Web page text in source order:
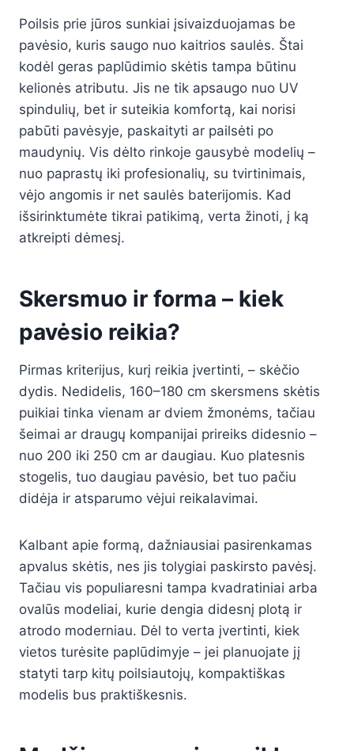
c
e
b
o
o
k
at
s
A
p
p
er e
gr
a
m
s
s
e
n
g
er
ar
e
Poilsis prie jūros sunkiai įsivaizduojamas be
pavėsio, kuris saugo nuo kaitrios saulės. Štai
kodėl geras paplūdimio skėtis tampa būtinu
kelionės atributu. Jis ne tik apsaugo nuo UV
spindulių, bet ir suteikia komfortą, kai norisi
pabūti pavėsyje, paskaityti ar pailsėti po
maudynių. Vis dėlto rinkoje gausybė modelių –
nuo paprastų iki profesionalių, su tvirtinimais,
vėjo angomis ir net saulės baterijomis. Kad
išsirinktumėte tikrai patikimą, verta žinoti, į ką
atkreipti dėmesį.
Skersmuo ir forma – kiek
pavėsio reikia?
Pirmas kriterijus, kurį reikia įvertinti, – skėčio
dydis. Nedidelis, 160–180 cm skersmens skėtis
puikiai tinka vienam ar dviem žmonėms, tačiau
šeimai ar draugų kompanijai prireiks didesnio –
nuo 200 iki 250 cm ar daugiau. Kuo platesnis
stogelis, tuo daugiau pavėsio, bet tuo pačiu
didėja ir atsparumo vėjui reikalavimai.
Kalbant apie formą, dažniausiai pasirenkamas
apvalus skėtis, nes jis tolygiai paskirsto pavėsį.
Tačiau vis populiaresni tampa kvadratiniai arba
ovalūs modeliai, kurie dengia didesnį plotą ir
atrodo moderniau. Dėl to verta įvertinti, kiek
vietos turėsite paplūdimyje – jei planuojate jį
statyti tarp kitų poilsiautojų, kompaktiškas
modelis bus praktiškesnis.